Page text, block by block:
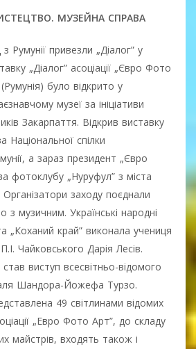
МУЗЕЙНА СПРАВА
Румунії привезли „Діалог” у
„Діалог” асоціації „Євро Фото
було відкрито у
музеї за ініціативи
Закарпаття. Відкрив виставку
Національної спілки
а зараз президент „Євро
фотоклубу „Нуруфул” з міста
заходу поєднали
з музичним. Українські народні
„Коханий край” виконала учениця
Чайковського Дарія Лесів.
виступ всесвітньо-відомого
Шандора-Йожефа Турзо.
49 світлинами відомих
„Евро Фото Арт”, до складу
майстрів, входять також і